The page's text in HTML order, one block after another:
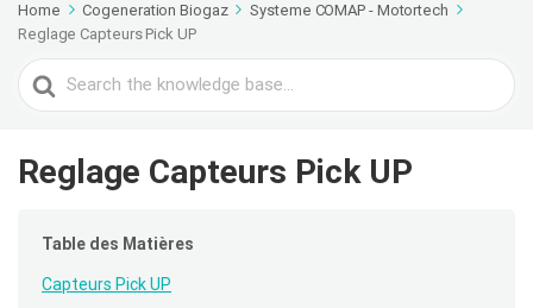
Home
Cogeneration Biogaz
Systeme COMAP - Motortech
Reglage Capteurs Pick UP
Search
For
Reglage Capteurs Pick UP
Table des Matières
Capteurs Pick UP